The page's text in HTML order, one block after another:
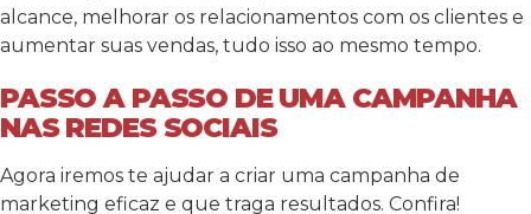
alcance, melhorar os relacionamentos com os clientes e
aumentar suas vendas, tudo isso ao mesmo tempo.
PASSO A PASSO DE UMA CAMPANHA
NAS REDES SOCIAIS
Agora iremos te ajudar a criar uma campanha de
marketing eficaz e que traga resultados. Confira!